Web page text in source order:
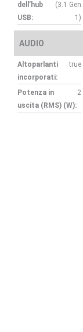
dell’hub
USB:
(3.1 Gen
1)
AUDIO
Altoparlanti
incorporati:
true
Potenza in
uscita (RMS) (W):
2